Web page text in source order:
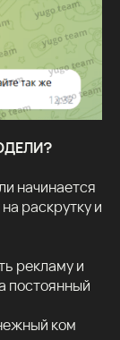
начинается
раскрутку и
рекламу и
постоянный
ком